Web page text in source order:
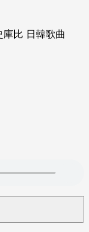
比 日韓歌曲